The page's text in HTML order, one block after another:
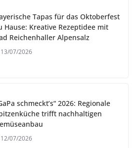
Tapas für das Oktoberfest
Hause: Kreative Rezeptidee mit
Reichenhaller Alpensalz
13/07/2026
schmeckt’s“ 2026: Regionale
trifft nachhaltigen
12/07/2026